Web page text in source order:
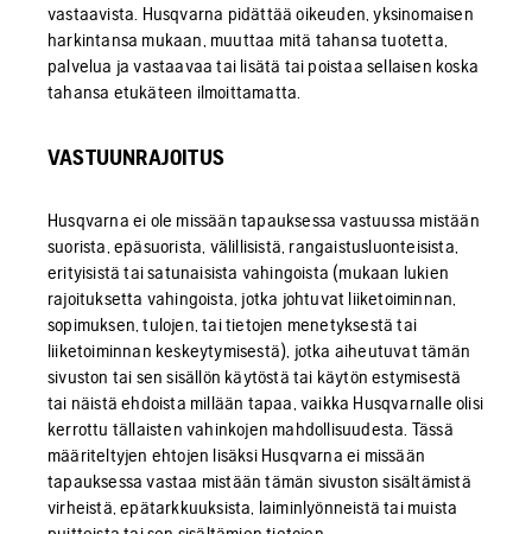
vastaavista. Husqvarna pidättää oikeuden, yksinomaisen
harkintansa mukaan, muuttaa mitä tahansa tuotetta,
palvelua ja vastaavaa tai lisätä tai poistaa sellaisen koska
tahansa etukäteen ilmoittamatta.
VASTUUNRAJOITUS
Husqvarna ei ole missään tapauksessa vastuussa mistään
suorista, epäsuorista, välillisistä, rangaistusluonteisista,
erityisistä tai satunaisista vahingoista (mukaan lukien
rajoituksetta vahingoista, jotka johtuvat liiketoiminnan,
sopimuksen, tulojen, tai tietojen menetyksestä tai
liiketoiminnan keskeytymisestä), jotka aiheutuvat tämän
sivuston tai sen sisällön käytöstä tai käytön estymisestä
tai näistä ehdoista millään tapaa, vaikka Husqvarnalle olisi
kerrottu tällaisten vahinkojen mahdollisuudesta. Tässä
määriteltyjen ehtojen lisäksi Husqvarna ei missään
tapauksessa vastaa mistään tämän sivuston sisältämistä
virheistä, epätarkkuuksista, laiminlyönneistä tai muista